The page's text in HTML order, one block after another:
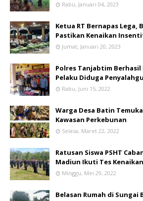
Rabu, Januari 04, 2023
Ketua RT Bernapas
Pastikan Kenaikan
Jumat, Januari 20, 2023
Polres Tanjabtim Berhasil
Pelaku Diduga
Rabu, Juni 15, 2022
Warga Desa Batin
Kawasan Perkebunan
Selasa, Maret 22, 2022
Ratusan Siswa PSHT
Madiun Ikuti Tes
Minggu, Mei 29, 2022
Belasan Rumah di Sungai